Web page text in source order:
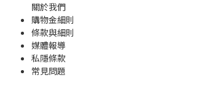
關於我們
購物金細則
條款與細則
媒體報導
私隱條款
常見問題